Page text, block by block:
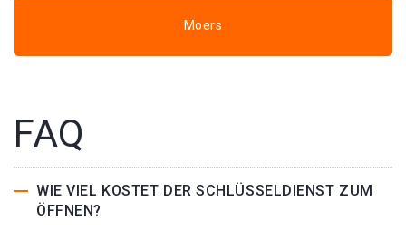
Moers
FAQ
WIE VIEL KOSTET DER SCHLÜSSELDIENST ZUM
ÖFFNEN?